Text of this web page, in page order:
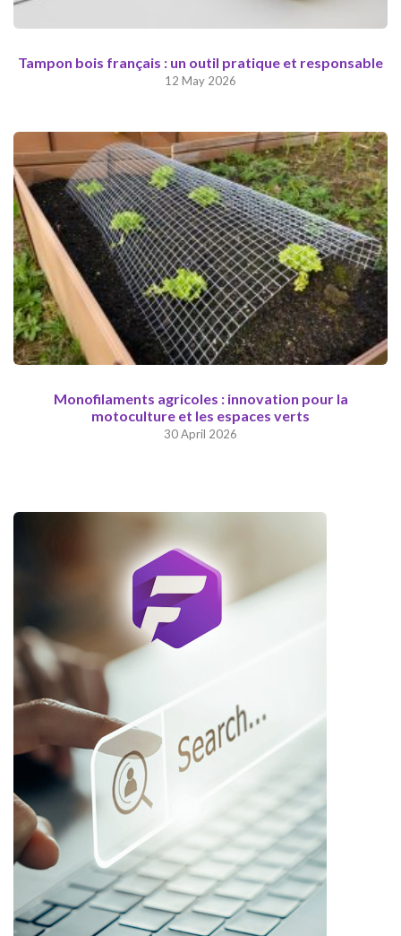
Tampon bois français : un outil pratique et responsable
12 May 2026
Monofilaments agricoles : innovation pour la
motoculture et les espaces verts
30 April 2026